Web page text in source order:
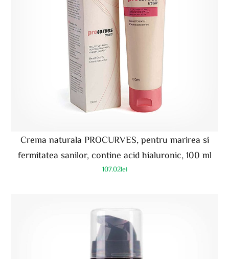
Crema naturala PROCURVES, pentru marirea si
fermitatea sanilor, contine acid hialuronic, 100 ml
107.02lei